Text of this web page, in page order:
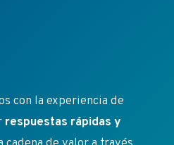
con la experiencia de
respuestas rápidas y